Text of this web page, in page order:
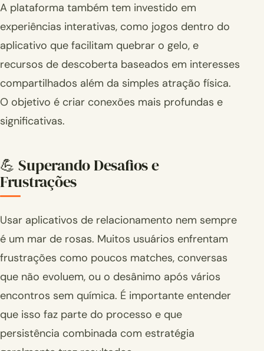
A plataforma também tem investido em
experiências interativas, como jogos dentro do
aplicativo que facilitam quebrar o gelo, e
recursos de descoberta baseados em interesses
compartilhados além da simples atração física.
O objetivo é criar conexões mais profundas e
significativas.
💪 Superando Desafios e
Frustrações
Usar aplicativos de relacionamento nem sempre
é um mar de rosas. Muitos usuários enfrentam
frustrações como poucos matches, conversas
que não evoluem, ou o desânimo após vários
encontros sem química. É importante entender
que isso faz parte do processo e que
persistência combinada com estratégia